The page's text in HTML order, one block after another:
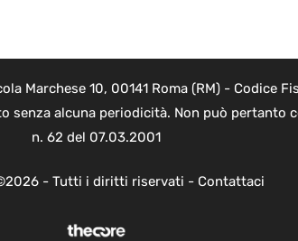
Marchese 10, 00141 Roma (RM) - Codice
senza alcuna periodicità. Non può
n. 62 del 07.03.2001
- Tutti i diritti riservati - Contattaci